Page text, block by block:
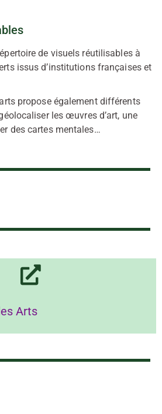
de visuels réutilisables à
issus d’institutions françaises et
propose également différents
les œuvres d’art, une
des cartes mentales…
Arts